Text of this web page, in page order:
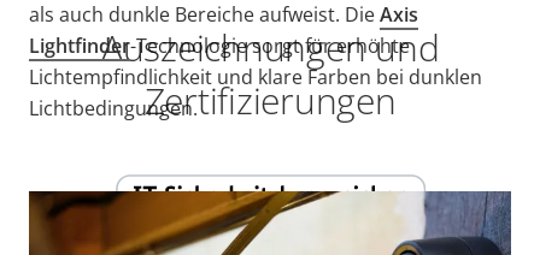
als auch dunkle Bereiche aufweist. DieAxis
Lightfinder-Technologie sorgt für erhöhte
Lichtempfindlichkeit und klare Farben bei dunklen
Lichtbedingungen.
Auszeichnungen und
Zertifizierungen